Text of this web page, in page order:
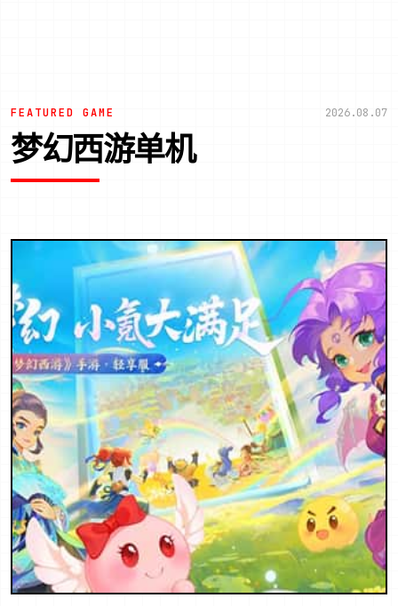
FEATURED GAME 2026.08.07
梦幻西游单机